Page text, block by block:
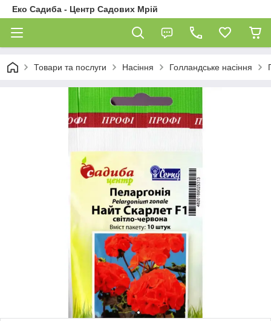
Еко Садиба - Центр Садових Мрій
Товари та послуги Насіння Голландське насіння